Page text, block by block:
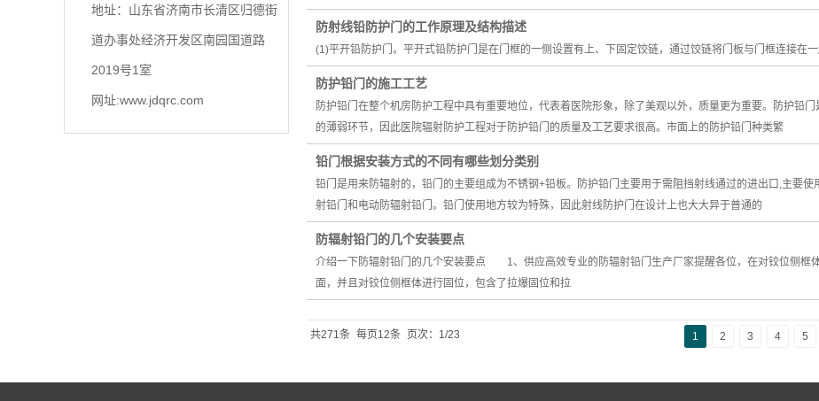
地址：山东省济南市长清区归德街
道办事处经济开发区南园国道路
2019号1室
网址:www.jdqrc.com
防射线铅防护门的工作原理及结构描述
(1)平开铅防护门。平开式铅防护门是在门框的一侧设置有上、下固定饺链，通过饺链将门板与门框连接在
防护铅门的施工工艺
防护铅门在整个机房防护工程中具有重要地位，代表着医院形象，除了美观以外，质量更为重要。防护铅
的薄弱环节，因此医院辐射防护工程对于防护铅门的质量及工艺要求很高。市面上的防护铅门种类繁
铅门根据安装方式的不同有哪些划分类别
铅门是用来防辐射的，铅门的主要组成为不锈钢+铅板。防护铅门主要用于需阻挡射线通过的进出口,主要
射铅门和电动防辐射铅门。铅门使用地方较为特殊，因此射线防护门在设计上也大大异于普通的
防辐射铅门的几个安装要点
介绍一下防辐射铅门的几个安装要点 1、供应高效专业的防辐射铅门生产厂家提醒各位，在对铰位侧
面，并且对铰位侧框体进行固位，包含了拉爆固位和拉
共271条 每页12条 页次：1/23 1 2 3 4 5